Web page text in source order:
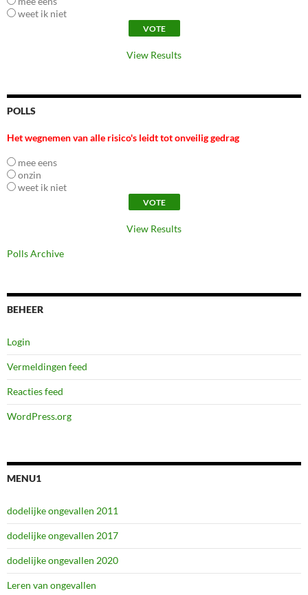
weet ik niet
View Results
POLLS
Het wegnemen van alle risico's leidt tot onveilig gedrag
mee eens
onzin
weet ik niet
View Results
Polls Archive
BEHEER
Login
Vermeldingen feed
Reacties feed
WordPress.org
MENU1
dodelijke ongevallen 2011
dodelijke ongevallen 2017
dodelijke ongevallen 2020
Leren van ongevallen